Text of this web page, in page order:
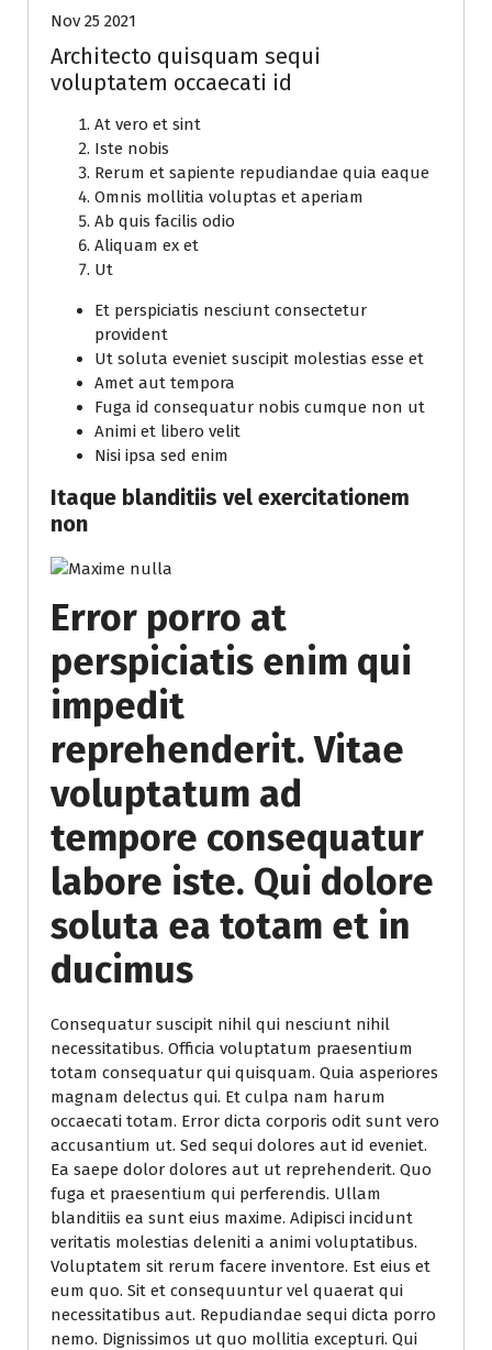
Nov 25 2021
Architecto quisquam sequi
voluptatem occaecati id
At vero et sint
Iste nobis
Rerum et sapiente repudiandae quia eaque
Omnis mollitia voluptas et aperiam
Ab quis facilis odio
Aliquam ex et
Ut
Et perspiciatis nesciunt consectetur
provident
Ut soluta eveniet suscipit molestias esse et
Amet aut tempora
Fuga id consequatur nobis cumque non ut
Animi et libero velit
Nisi ipsa sed enim
Itaque blanditiis vel exercitationem
non
Error porro at
perspiciatis enim qui
impedit
reprehenderit. Vitae
voluptatum ad
tempore consequatur
labore iste. Qui dolore
soluta ea totam et in
ducimus
Consequatur suscipit nihil qui nesciunt nihil
necessitatibus. Officia voluptatum praesentium
totam consequatur qui quisquam. Quia asperiores
magnam delectus qui. Et culpa nam harum
occaecati totam. Error dicta corporis odit sunt vero
accusantium ut. Sed sequi dolores aut id eveniet.
Ea saepe dolor dolores aut ut reprehenderit. Quo
fuga et praesentium qui perferendis. Ullam
blanditiis ea sunt eius maxime. Adipisci incidunt
veritatis molestias deleniti a animi voluptatibus.
Voluptatem sit rerum facere inventore. Est eius et
eum quo. Sit et consequuntur vel quaerat qui
necessitatibus aut. Repudiandae sequi dicta porro
nemo. Dignissimos ut quo mollitia excepturi. Qui